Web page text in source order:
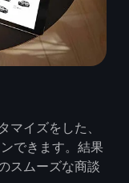
マイズをした、
できます。結果
スムーズな商談